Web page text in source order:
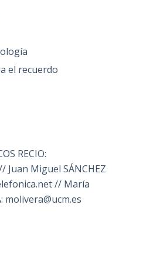
el recuerdo
RECIO:
Juan Miguel SÁNCHEZ
// María
molivera@ucm.es